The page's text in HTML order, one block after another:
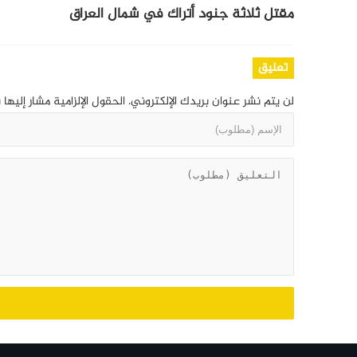
مقتل ثلاثة جنود أتراك في شمال العراق
تعليق
لن يتم نشر عنوان بريدك الإلكتروني. الحقول الإلزامية مشار